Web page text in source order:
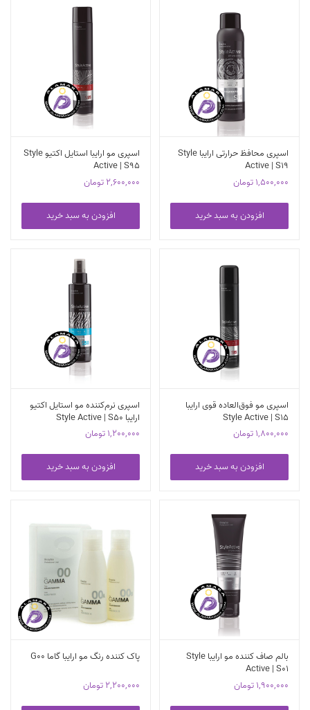
اسپری محافظ حرارتی ارایبا Style
Active | S19
1,500,000تومان
افزودن به سبد خرید
اسپری مو ارایبا استایل اکتیو Style
Active | S95
2,600,000تومان
افزودن به سبد خرید
اسپری مو فوق‌العاده قوی ارایبا
Style Active | S15
1,800,000تومان
افزودن به سبد خرید
اسپری نرم‌کننده مو استایل اکتیو
ارایبا Style Active | S50
1,200,000تومان
افزودن به سبد خرید
بالم صاف کننده مو ارایبا Style
Active | S01
1,900,000تومان
پاک کننده رنگ مو ارایبا گاما G00
2,200,000تومان